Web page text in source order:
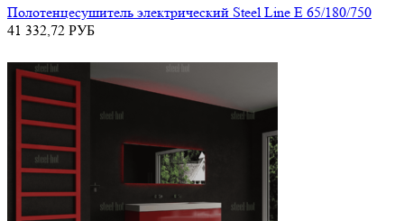
Полотенцесушитель электрический Steel Line E 65/180/750
41 332,72 РУБ